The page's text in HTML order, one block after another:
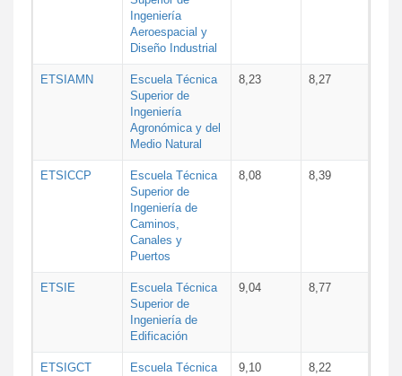
Ingeniería
Aeroespacial y
Diseño Industrial
ETSIAMN
Escuela Técnica
Superior de
Ingeniería
Agronómica y del
Medio Natural
8,23 8,27
ETSICCP
Escuela Técnica
Superior de
Ingeniería de
Caminos,
Canales y
Puertos
8,08 8,39
ETSIE
Escuela Técnica
Superior de
Ingeniería de
Edificación
9,04 8,77
ETSIGCT
Escuela Técnica
9,10 8,22